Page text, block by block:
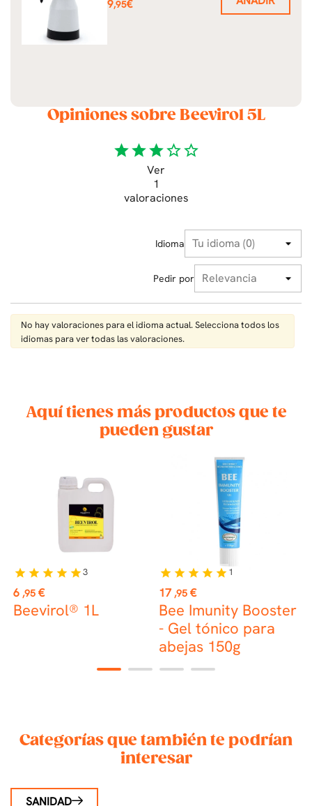
9,95€
Opiniones sobre Beevirol 5L
starstarstarstar_borderstar_border
Ver
1
valoraciones
Idioma
Pedir por
No hay valoraciones para el idioma actual. Selecciona todos los
idiomas para ver todas las valoraciones.
Aquí tienes más productos que te
pueden gustar
Precio
6 ,95 €
Beevirol® 1L
star star star star star3
Precio
17 ,95 €
Bee Imunity Booster
- Gel tónico para
abejas 150g
star star star star star 1
1 2 3 4
Categorías que también te podrían
interesar
SANIDAD